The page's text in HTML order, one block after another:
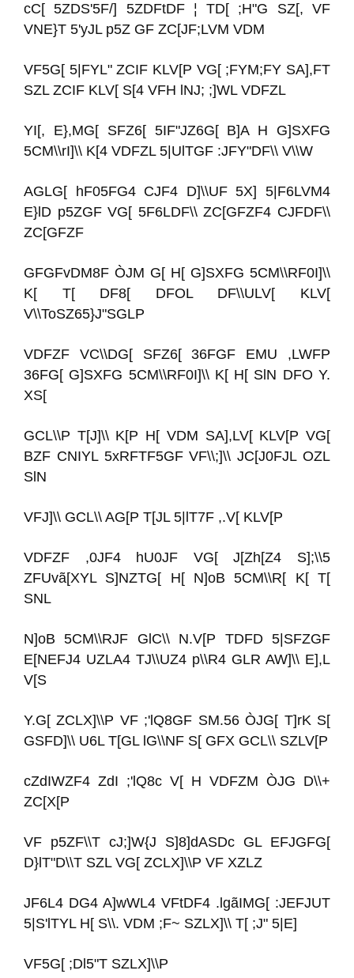
cC[ 5ZDS'5F/] 5ZDFtDF ¦ TD[ ;H"G SZ[, VF
VNE}T 5'yJL p5Z GF ZC[JF;LVM VDM
VF5G[ 5|FYL" ZCIF KLV[P VG[ ;FYM;FY SA],FT
SZL ZCIF KLV[ S[4 VFH lNJ; ;]WL VDFZL
YI[, E},MG[ SFZ6[ 5IF"JZ6G[ B]A H G]SXFG
5CM\\rI]\\ K[4 VDFZL 5|UlTGF :JFY"DF\\ V\\W
AGLG[ hF05FG4 CJF4 D]\\UF 5X] 5|F6LVM4
E}lD p5ZGF VG[ 5F6LDF\\ ZC[GFZF4 CJFDF\\
ZC[GFZF
GFGFvDM8F ÒJM G[ H[ G]SXFG 5CM\\RF0I]\\
K[ T[ DF8[ DFOL DF\\ULV[ KLV[
V\\ToSZ65}J"SGLP
VDFZF VC\\DG[ SFZ6[ 36FGF EMU ,LWFP
36FG[ G]SXFG 5CM\\RF0I]\\ K[ H[ SlN DFO Y.
XS[
GCL\\P T[J]\\ K[P H[ VDM SA],LV[ KLV[P VG[
BZF CNIYL 5xRFTF5GF VF\\;]\\ JC[J0FJL OZL
SlN
VFJ]\\ GCL\\ AG[P T[JL 5|lT7F ,.V[ KLV[P
VDFZF ,0JF4 hU0JF VG[ J[Zh[Z4 S];\\5
ZFUvã[XYL S]NZTG[ H[ N]oB 5CM\\R[ K[ T[
SNL
N]oB 5CM\\RJF GlC\\ N.V[P TDFD 5|SFZGF
E[NEFJ4 UZLA4 TJ\\UZ4 p\\R4 GLR AW]\\ E],L
V[S
Y.G[ ZCLX]\\P VF ;'lQ8GF SM.56 ÒJG[ T]rK S[
GSFD]\\ U6L T[GL lG\\NF S[ GFX GCL\\ SZLV[P
cZdIWZF4 ZdI ;'lQ8c V[ H VDFZM ÒJG D\\+
ZC[X[P
VF p5ZF\\T cJ;]W{J S]8]dASDc GL EFJGFG[
D}lT"D\\T SZL VG[ ZCLX]\\P VF XZLZ
JF6L4 DG4 A]wWL4 VFtDF4 .lgãIMG[ :JEFJUT
5|S'lTYL H[ S\\. VDM ;F~ SZLX]\\ T[ ;J" 5|E]
VF5G[ ;Dl5"T SZLX]\\P